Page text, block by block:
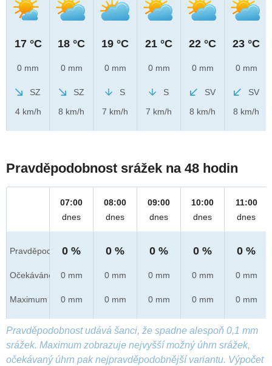
17 °C
0 mm
SZ
4 km/h
18 °C
0 mm
SZ
8 km/h
19 °C
0 mm
S
7 km/h
21 °C
0 mm
S
7 km/h
22 °C
0 mm
SV
8 km/h
23 °C
0 mm
SV
8 km/h
Pravděpodobnost srážek na 48 hodin
Pravděpod.
Očekáváno
Maximum
07:00
dnes
0 %
0 mm
0 mm
08:00
dnes
0 %
0 mm
0 mm
09:00
dnes
0 %
0 mm
0 mm
10:00
dnes
0 %
0 mm
0 mm
11:00
dnes
0 %
0 mm
0 mm
Pravděpodobnost udává šanci, že spadne alespoň 0,1 mm
srážek. Maximum zobrazuje nejvyšší možný úhrn srážek,
očekávaný úhrn pak nejpravděpodobnější variantu. Výpočet